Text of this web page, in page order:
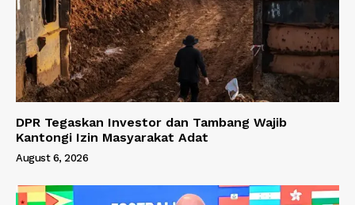
DPR Tegaskan Investor dan Tambang Wajib
Kantongi Izin Masyarakat Adat
August 6, 2026